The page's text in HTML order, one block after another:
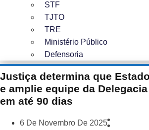
STF
TJTO
TRE
Ministério Público
Defensoria
Justiça determina que
e amplie equipe da
em até 90 dias
6 De Novembro De 2025